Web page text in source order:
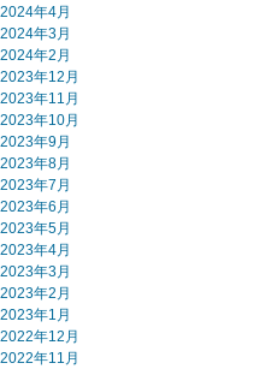
2024年4月
2024年3月
2024年2月
2023年12月
2023年11月
2023年10月
2023年9月
2023年8月
2023年7月
2023年6月
2023年5月
2023年4月
2023年3月
2023年2月
2023年1月
2022年12月
2022年11月